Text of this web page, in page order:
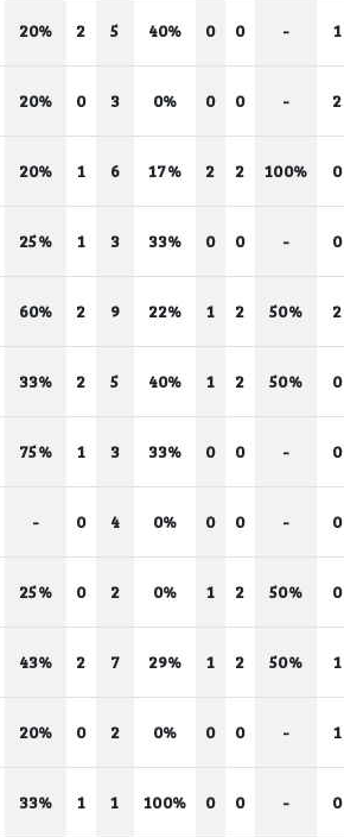
20% 2 5 40% 0 0 - 1
20% 0 3 0% 0 0 - 2
20% 1 6 17% 2 2 100% 0
25% 1 3 33% 0 0 - 0
60% 2 9 22% 1 2 50% 2
33% 2 5 40% 1 2 50% 0
75% 1 3 33% 0 0 - 0
- 0 4 0% 0 0 - 0
25% 0 2 0% 1 2 50% 0
43% 2 7 29% 1 2 50% 1
20% 0 2 0% 0 0 - 1
33% 1 1 100% 0 0 - 0